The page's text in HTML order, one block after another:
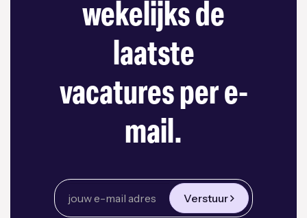
wekelijks de
laatste
vacatures per e-
mail.
Verstuur